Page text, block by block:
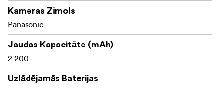
Kameras Zīmols
Panasonic
Jaudas Kapacitāte (mAh)
2 200
Uzlādējamās Baterijas